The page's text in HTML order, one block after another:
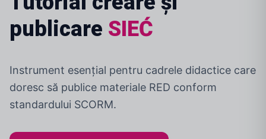
publicare SIEĆ
Instrument esențial pentru cadrele didactice care
doresc să publice materiale RED conform
standardului SCORM.